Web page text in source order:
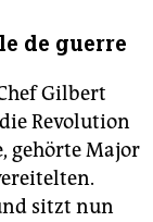
de guerre
Gilbert
Revolution
gehörte Major
sitzt nun